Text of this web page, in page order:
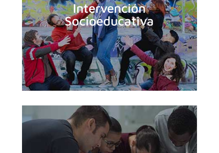
Intervención
Socioeducativa